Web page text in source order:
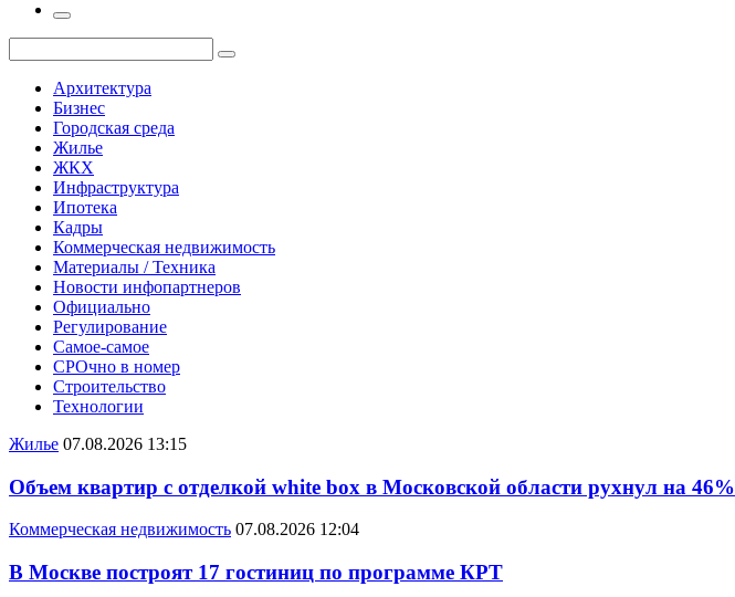
Архитектура
Бизнес
Городская среда
Жилье
ЖКХ
Инфраструктура
Ипотека
Кадры
Коммерческая недвижимость
Материалы / Техника
Новости инфопартнеров
Официально
Регулирование
Самое-самое
СРОчно в номер
Строительство
Технологии
Жилье 07.08.2026 13:15
Объем квартир с отделкой white box в Московской области рухнул на 46%
Коммерческая недвижимость 07.08.2026 12:04
В Москве построят 17 гостиниц по программе КРТ